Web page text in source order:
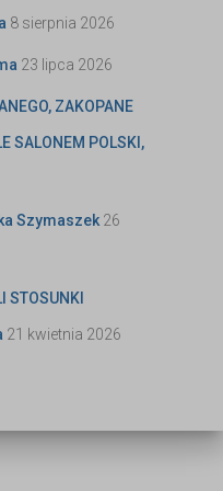
8 sierpnia 2026
23 lipca 2026
ZAKOPANE
SALONEM POLSKI,
Szymaszek 26
STOSUNKI
21 kwietnia 2026